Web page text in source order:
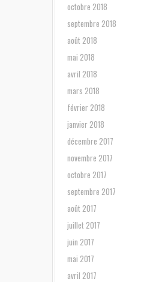
octobre 2018
septembre 2018
août 2018
mai 2018
avril 2018
mars 2018
février 2018
janvier 2018
décembre 2017
novembre 2017
octobre 2017
septembre 2017
août 2017
juillet 2017
juin 2017
mai 2017
avril 2017